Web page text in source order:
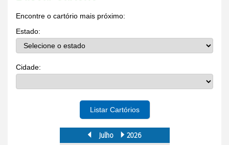
Encontre o cartório mais próximo:
Estado:
Cidade:
Listar Cartórios